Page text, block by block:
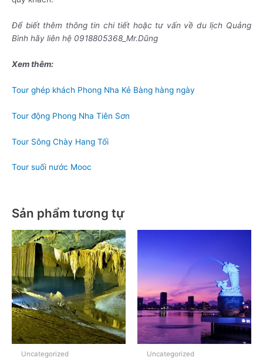
Để biết thêm thông tin chi tiết hoặc tư vấn về du lịch Quảng
Bình hãy liên hệ 0918805368_Mr.Dũng
Xem thêm:
Tour ghép khách Phong Nha Kẻ Bàng hàng ngày
Tour động Phong Nha Tiên Sơn
Tour Sông Chày Hang Tối
Tour suối nước Mooc
Sản phẩm tương tự
Uncategorized Uncategorized